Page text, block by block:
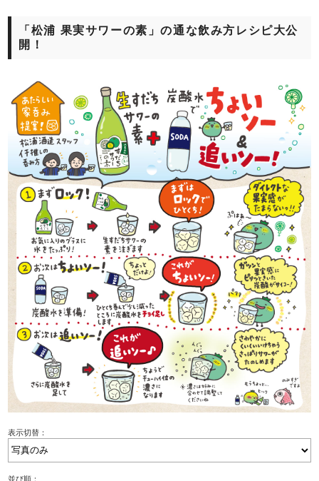
「松浦 果実サワーの素」の通な飲み方レシピ大公
開！
表示切替：
並び順：